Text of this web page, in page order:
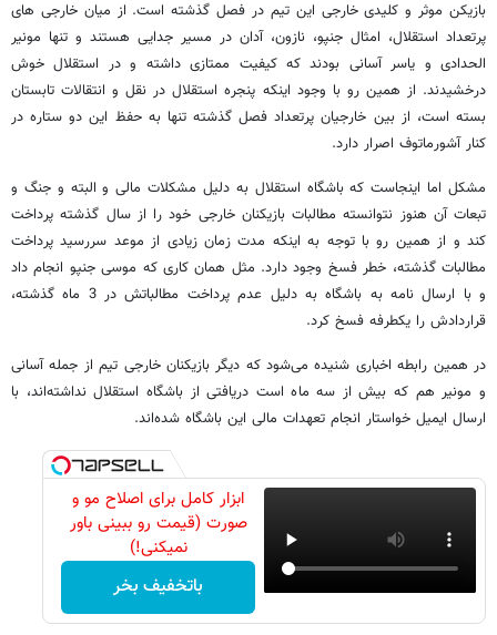
بازیکن موثر و کلیدی خارجی این تیم در فصل گذشته است. از میان خارجی های
پرتعداد استقلال، امثال جنپو، نازون، آدان در مسیر جدایی هستند و تنها مونیر
الحدادی و یاسر آسانی بودند که کیفیت ممتازی داشته و در استقلال خوش
درخشیدند. از همین رو با وجود اینکه پنجره استقلال در نقل و انتقالات تابستان
بسته است، از بین خارجیان پرتعداد فصل گذشته تنها به حفظ این دو ستاره در
کنار آشورماتوف اصرار دارد.
مشکل اما اینجاست که باشگاه استقلال به دلیل مشکلات مالی و البته و جنگ و
تبعات آن هنوز نتوانسته مطالبات بازیکنان خارجی خود را از سال گذشته پرداخت
کند و از همین رو با توجه به اینکه مدت زمان زیادی از موعد سررسید پرداخت
مطالبات گذشته، خطر فسخ وجود دارد. مثل همان کاری که موسی جنپو انجام داد
و با ارسال نامه به باشگاه به دلیل عدم پرداخت مطالباتش در 3 ماه گذشته،
قراردادش را یکطرفه فسخ کرد.
در همین رابطه اخباری شنیده می‌شود که دیگر بازیکنان خارجی تیم از جمله آسانی
و مونیر هم که بیش از سه ماه است دریافتی از باشگاه استقلال نداشته‌اند، با
ارسال ایمیل خواستار انجام تعهدات مالی این باشگاه شده‌اند.
ابزار کامل برای اصلاح مو و
صورت (قیمت رو ببینی باور
نمیکنی!)
باتخفیف بخر